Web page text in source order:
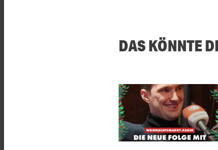
DAS KÖNNTE